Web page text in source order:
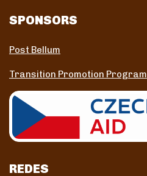
SPONSORS
Post Bellum
Transition Promotion Program
REDES